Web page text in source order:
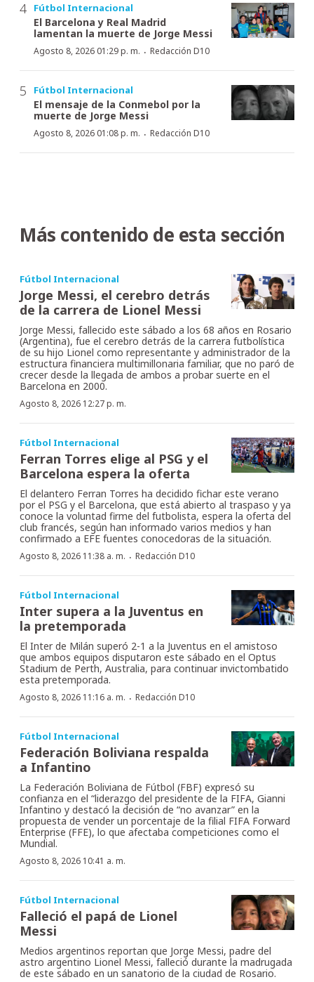
Fútbol Internacional
El Barcelona y Real Madrid
lamentan la muerte de Jorge Messi
Agosto 8, 2026 01:29 p. m. · Redacción D10
Fútbol Internacional
El mensaje de la Conmebol por la
muerte de Jorge Messi
Agosto 8, 2026 01:08 p. m. · Redacción D10
Más contenido de esta sección
Fútbol Internacional
Jorge Messi, el cerebro detrás
de la carrera de Lionel Messi
Jorge Messi, fallecido este sábado a los 68 años en Rosario
(Argentina), fue el cerebro detrás de la carrera futbolística
de su hijo Lionel como representante y administrador de la
estructura financiera multimillonaria familiar, que no paró de
crecer desde la llegada de ambos a probar suerte en el
Barcelona en 2000.
Agosto 8, 2026 12:27 p. m.
Fútbol Internacional
Ferran Torres elige al PSG y el
Barcelona espera la oferta
El delantero Ferran Torres ha decidido fichar este verano
por el PSG y el Barcelona, que está abierto al traspaso y ya
conoce la voluntad firme del futbolista, espera la oferta del
club francés, según han informado varios medios y han
confirmado a EFE fuentes conocedoras de la situación.
Agosto 8, 2026 11:38 a. m. · Redacción D10
Fútbol Internacional
Inter supera a la Juventus en
la pretemporada
El Inter de Milán superó 2-1 a la Juventus en el amistoso
que ambos equipos disputaron este sábado en el Optus
Stadium de Perth, Australia, para continuar invictombatido
esta pretemporada.
Agosto 8, 2026 11:16 a. m. · Redacción D10
Fútbol Internacional
Federación Boliviana respalda
a Infantino
La Federación Boliviana de Fútbol (FBF) expresó su
confianza en el “liderazgo del presidente de la FIFA, Gianni
Infantino y destacó la decisión de “no avanzar” en la
propuesta de vender un porcentaje de la filial FIFA Forward
Enterprise (FFE), lo que afectaba competiciones como el
Mundial.
Agosto 8, 2026 10:41 a. m.
Fútbol Internacional
Falleció el papá de Lionel
Messi
Medios argentinos reportan que Jorge Messi, padre del
astro argentino Lionel Messi, falleció durante la madrugada
de este sábado en un sanatorio de la ciudad de Rosario.